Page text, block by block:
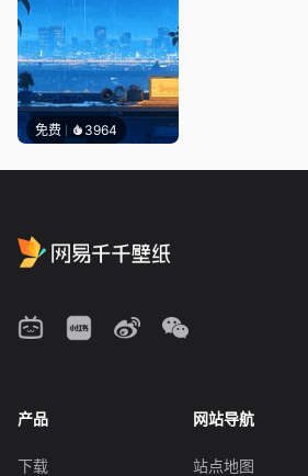
免费 3964
产品
下载
网站导航
站点地图